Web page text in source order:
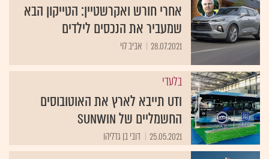
אחרי חורש ואקרשטיין: הטייקון הבא
שמעביר את הנכסים לילדים
28.07.2021 אביב לוי
בלעדי
UTI תייבא לארץ את האוטובוסים
החשמליים של SUNWIN
25.05.2021 דובי בן גדליהו